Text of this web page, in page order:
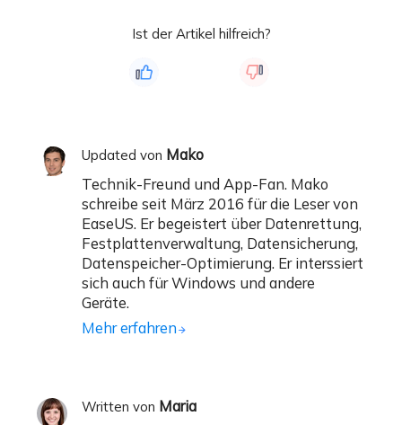
Ist der Artikel hilfreich?
Updated von Mako
Technik-Freund und App-Fan. Mako
schreibe seit März 2016 für die Leser von
EaseUS. Er begeistert über Datenrettung,
Festplattenverwaltung, Datensicherung,
Datenspeicher-Optimierung. Er interssiert
sich auch für Windows und andere
Geräte.
Mehr erfahren
Written von Maria